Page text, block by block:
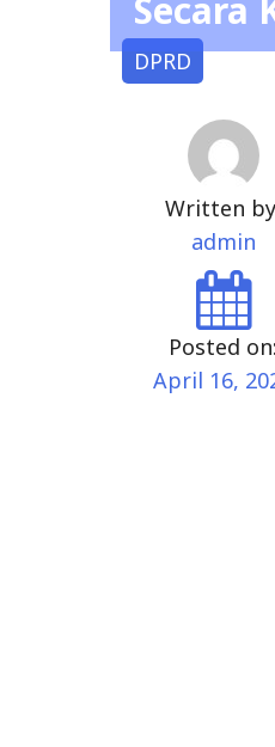
DPRD
Secara
Written
admin
Posted on:
April 16,